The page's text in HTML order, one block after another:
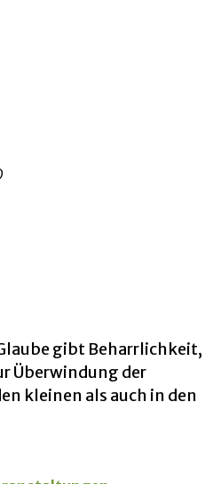
gibt Beharrlichkeit,
Überwindung der
kleinen als auch in den